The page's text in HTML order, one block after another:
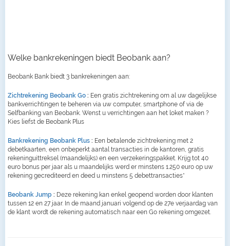
Welke bankrekeningen biedt Beobank aan?
Beobank Bank biedt 3 bankrekeningen aan:
Zichtrekening Beobank Go : Een gratis zichtrekening om al uw dagelijkse
bankverrichtingen te beheren via uw computer, smartphone of via de
Selfbanking van Beobank. Wenst u verrichtingen aan het loket maken ?
Kies liefst de Beobank Plus
Bankrekening Beobank Plus : Een betalende zichtrekening met 2
debetkaarten, een onbeperkt aantal transacties in de kantoren, gratis
rekeninguittreksel (maandelijks) en een verzekeringspakket. Krijg tot 40
euro bonus per jaar als u maandelijks werd er minstens 1.250 euro op uw
rekening gecrediteerd en deed u minstens 5 debettransacties*
Beobank Jump : Deze rekening kan enkel geopend worden door klanten
tussen 12 en 27 jaar. In de maand januari volgend op de 27e verjaardag van
de klant wordt de rekening automatisch naar een Go rekening omgezet.